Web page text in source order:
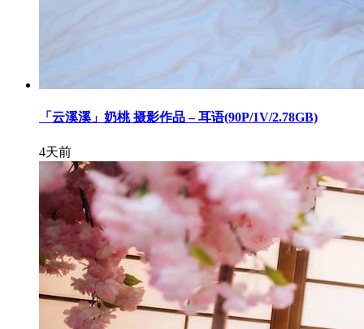
「云溪溪」奶桃 摄影作品 – 耳语(90P/1V/2.78GB)
4天前